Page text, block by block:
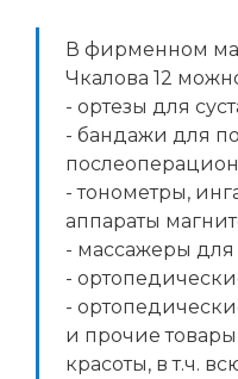
В фирменном
Чкалова 12
- ортезы для
- бандажи для
- тонометры,
аппараты
- массажеры для
-
-
и прочие
красоты, в т.ч.